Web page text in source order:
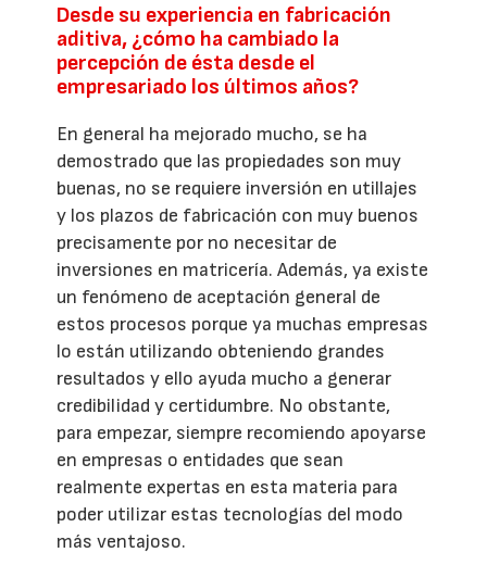
Desde su experiencia en fabricación
aditiva, ¿cómo ha cambiado la
percepción de ésta desde el
empresariado los últimos años?
En general ha mejorado mucho, se ha
demostrado que las propiedades son muy
buenas, no se requiere inversión en utillajes
y los plazos de fabricación con muy buenos
precisamente por no necesitar de
inversiones en matricería. Además, ya existe
un fenómeno de aceptación general de
estos procesos porque ya muchas empresas
lo están utilizando obteniendo grandes
resultados y ello ayuda mucho a generar
credibilidad y certidumbre. No obstante,
para empezar, siempre recomiendo apoyarse
en empresas o entidades que sean
realmente expertas en esta materia para
poder utilizar estas tecnologías del modo
más ventajoso.